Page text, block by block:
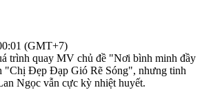
(GMT+7)
trình quay MV chủ đề "Nơi bình minh đầy
"Chị Đẹp Đạp Gió Rẽ Sóng", nhưng tinh
Ngọc vẫn cực kỳ nhiệt huyết.